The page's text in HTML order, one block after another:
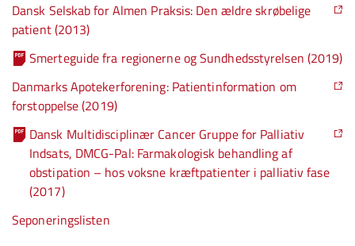
Dansk Selskab for Almen Praksis: Den ældre skrøbelige
patient (2013)
Smerteguide fra regionerne og Sundhedsstyrelsen (2019)
Danmarks Apotekerforening: Patientinformation om
forstoppelse (2019)
Dansk Multidisciplinær Cancer Gruppe for Palliativ
Indsats, DMCG-Pal: Farmakologisk behandling af
obstipation – hos voksne kræftpatienter i palliativ fase
(2017)
Seponeringslisten